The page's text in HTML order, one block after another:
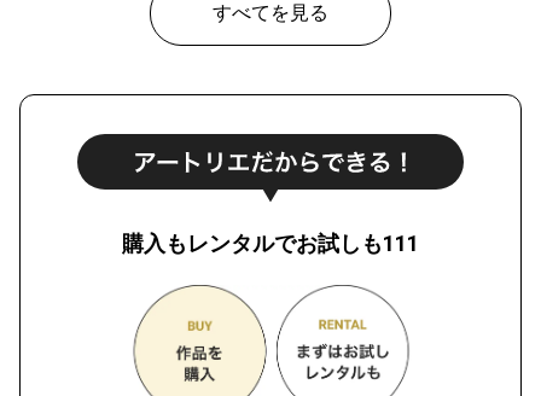
すべてを見る
購入もレンタルでお試しも111